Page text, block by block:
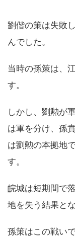
劉偕の策は失敗
んでした。
当時の孫策は、
す。
しかし、劉勲が
は軍を分け、孫
は劉勲の本拠地
す。
皖城は短期間で
地を失う結果とな
孫策はこの戦い